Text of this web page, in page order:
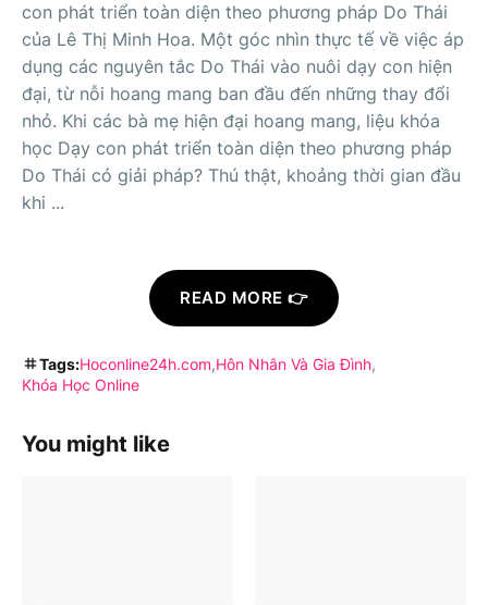
con phát triển toàn diện theo phương pháp Do Thái
của Lê Thị Minh Hoa. Một góc nhìn thực tế về việc áp
dụng các nguyên tắc Do Thái vào nuôi dạy con hiện
đại, từ nỗi hoang mang ban đầu đến những thay đổi
nhỏ. Khi các bà mẹ hiện đại hoang mang, liệu khóa
học Dạy con phát triển toàn diện theo phương pháp
Do Thái có giải pháp? Thú thật, khoảng thời gian đầu
khi ...
READ MORE 👉
Tags:Hoconline24h.com Hôn Nhân Và Gia Đình
Khóa Học Online
You might like